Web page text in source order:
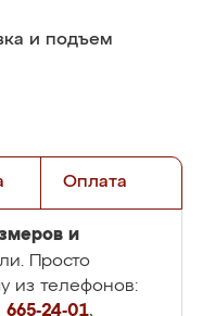
и подъем
Оплата
и
Просто
из телефонов:
665-24-01,